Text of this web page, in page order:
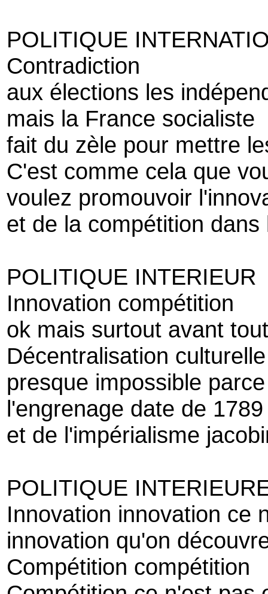
POLITIQUE
Contradiction
aux élections les
mais la France socialiste
fait du zèle pour mettre
C'est comme cela que
voulez promouvoir
et de la compétition dans
POLITIQUE INTERIEUR
Innovation compétition
ok mais surtout avant tout
Décentralisation culturelle
presque impossible
l'engrenage date de 1789
et de l'impérialisme
POLITIQUE
Innovation innovation ce
innovation qu'on
Compétition compétition